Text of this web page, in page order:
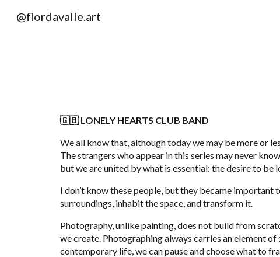
Skip
@flordavalle.art
🇬🇧 LONELY HEARTS CLUB BAND
We all know that, although today we may be more or
The strangers who appear in this series may never
but we are united by what is essential: the desire to be
I don’t know these people, but they became
surroundings, inhabit the space, and transform it.
Photography, unlike painting, does not build from
we create. Photographing always carries an element
contemporary life, we can pause and choose what to